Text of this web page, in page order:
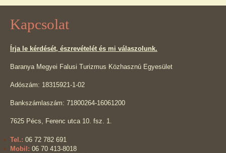
Kapcsolat
Írja le kérdését, észrevételét és mi válaszolunk.
Baranya Megyei Falusi Turizmus Közhasznú Egyesület
Adószám: 18315921-1-02
Bankszámlaszám: 71800264-16061200
7625 Pécs, Ferenc utca 10. fsz. 1.
Tel.: 06 72 782 691
Mobil: 06 70 413-8018